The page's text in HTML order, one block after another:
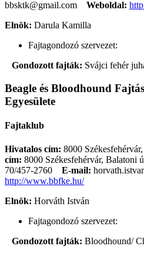
bbsktk@gmail.com
Weboldal:
Elnök: Darula Kamilla
Fajtagondozó szervezet:
Gondozott fajták: Svájci fehér
Beagle és Bloodhound
Egyesülete
Fajtaklub
Hivatalos cím: 8000
cím: 8000 Székesfehérvár, Balatoni
70/457-2760
E-mail:
http://www.bbfke.hu/
Elnök: Horváth István
Fajtagondozó szervezet:
Gondozott fajták: Bloodhound/